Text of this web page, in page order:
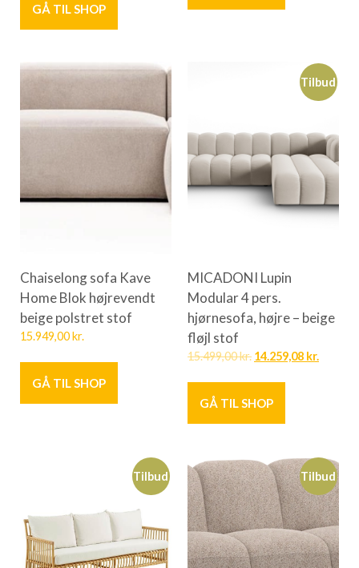
GÅ TIL SHOP
Chaiselong sofa Kave
Home Blok højrevendt
beige polstret stof
15.949,00kr.
GÅ TIL SHOP
Tilbud
MICADONI Lupin
Modular 4 pers.
hjørnesofa, højre – beige
fløjl stof
15.499,00kr. 14.259,08 kr.
GÅ TIL SHOP
Tilbud Tilbud